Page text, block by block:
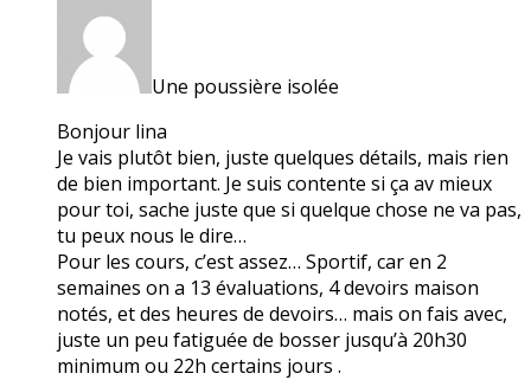
Une poussière isolée
Bonjour lina
Je vais plutôt bien, juste quelques détails, mais rien
de bien important. Je suis contente si ça av mieux
pour toi, sache juste que si quelque chose ne va pas,
tu peux nous le dire…
Pour les cours, c’est assez… Sportif, car en 2
semaines on a 13 évaluations, 4 devoirs maison
notés, et des heures de devoirs… mais on fais avec,
juste un peu fatiguée de bosser jusqu’à 20h30
minimum ou 22h certains jours .